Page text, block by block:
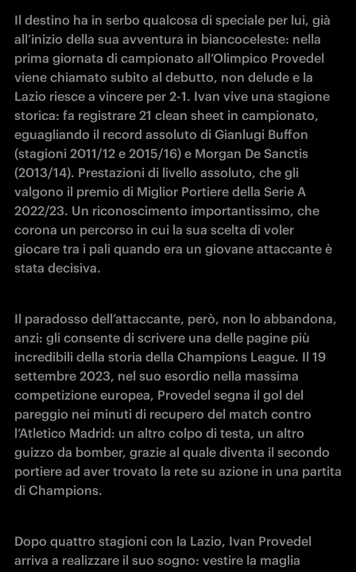
Il destino ha in serbo qualcosa di speciale per lui, già
all’inizio della sua avventura in biancoceleste: nella
prima giornata di campionato all’Olimpico Provedel
viene chiamato subito al debutto, non delude e la
Lazio riesce a vincere per 2-1. Ivan vive una stagione
storica: fa registrare 21 clean sheet in campionato,
eguagliando il record assoluto di Gianlugi Buffon
(stagioni 2011/12 e 2015/16) e Morgan De Sanctis
(2013/14). Prestazioni di livello assoluto, che gli
valgono il premio di Miglior Portiere della Serie A
2022/23. Un riconoscimento importantissimo, che
corona un percorso in cui la sua scelta di voler
giocare tra i pali quando era un giovane attaccante è
stata decisiva.
Il paradosso dell’attaccante, però, non lo abbandona,
anzi: gli consente di scrivere una delle pagine più
incredibili della storia della Champions League. Il 19
settembre 2023, nel suo esordio nella massima
competizione europea, Provedel segna il gol del
pareggio nei minuti di recupero del match contro
l’Atletico Madrid: un altro colpo di testa, un altro
guizzo da bomber, grazie al quale diventa il secondo
portiere ad aver trovato la rete su azione in una partita
di Champions.
Dopo quattro stagioni con la Lazio, Ivan Provedel
arriva a realizzare il suo sogno: vestire la maglia